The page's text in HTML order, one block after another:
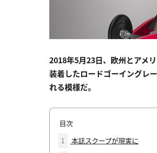
2018年5月23日、欧州とアメ
装着したロードゴーイングレ
れる模様だ。
目次
1
本誌スクープが現実に